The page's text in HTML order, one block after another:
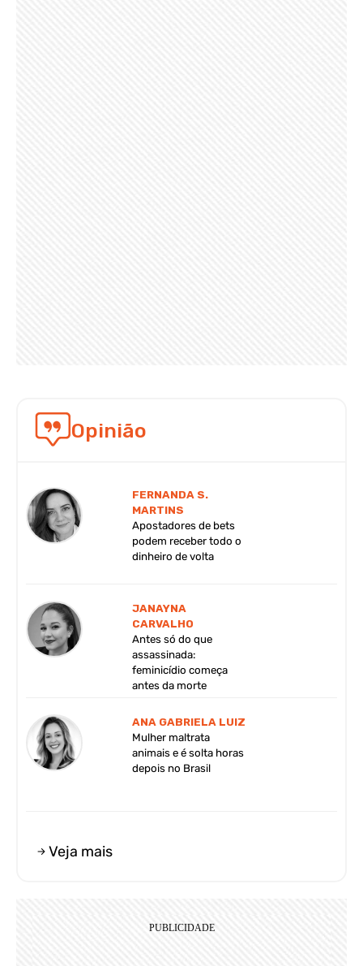
Opinião
FERNANDA S.
MARTINS
Apostadores de bets
podem receber todo o
dinheiro de volta
JANAYNA
CARVALHO
Antes só do que
assassinada:
feminicídio começa
antes da morte
ANA GABRIELA LUIZ
Mulher maltrata
animais e é solta horas
depois no Brasil
Veja mais